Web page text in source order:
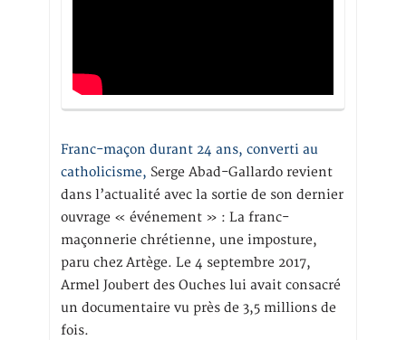
Franc-maçon durant 24 ans, converti au
catholicisme, Serge Abad-Gallardo revient
dans l’actualité avec la sortie de son dernier
ouvrage « événement » : La franc-
maçonnerie chrétienne, une imposture,
paru chez Artège. Le 4 septembre 2017,
Armel Joubert des Ouches lui avait consacré
un documentaire vu près de 3,5 millions de
fois.